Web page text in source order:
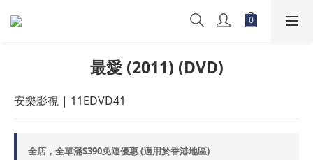
最愛 (2011) (DVD)
安樂影視 | 11EDVD41
全店，全單滿$390免運優惠 (適用於香港地區)